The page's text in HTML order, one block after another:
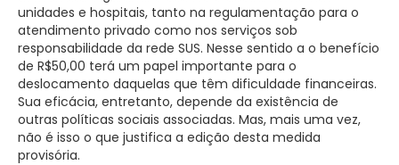
unidades e hospitais, tanto na regulamentação para o
atendimento privado como nos serviços sob
responsabilidade da rede SUS. Nesse sentido a o benefício
de R$50,00 terá um papel importante para o
deslocamento daquelas que têm dificuldade financeiras.
Sua eficácia, entretanto, depende da existência de
outras políticas sociais associadas. Mas, mais uma vez,
não é isso o que justifica a edição desta medida
provisória.